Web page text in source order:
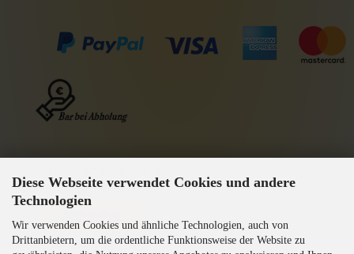
Diese Webseite verwendet Cookies und andere
Technologien
Wir verwenden Cookies und ähnliche Technologien, auch von
Drittanbietern, um die ordentliche Funktionsweise der Website zu
GEPRÜFTE AGB